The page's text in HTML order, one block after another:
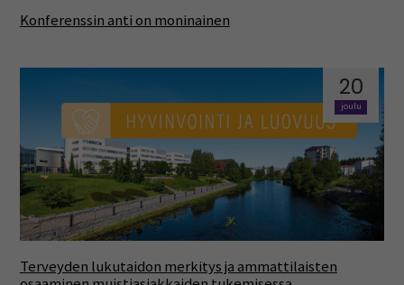
Konferenssin anti on moninainen
20
joulu
Terveyden lukutaidon merkitys ja ammattilaisten